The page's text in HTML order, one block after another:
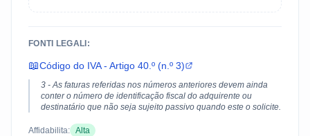
FONTI LEGALI:
📖Código do IVA - Artigo 40.º (n.º 3)
3 - As faturas referidas nos números anteriores devem ainda
conter o número de identificação fiscal do adquirente ou
destinatário que não seja sujeito passivo quando este o solicite.
Affidabilita: Alta